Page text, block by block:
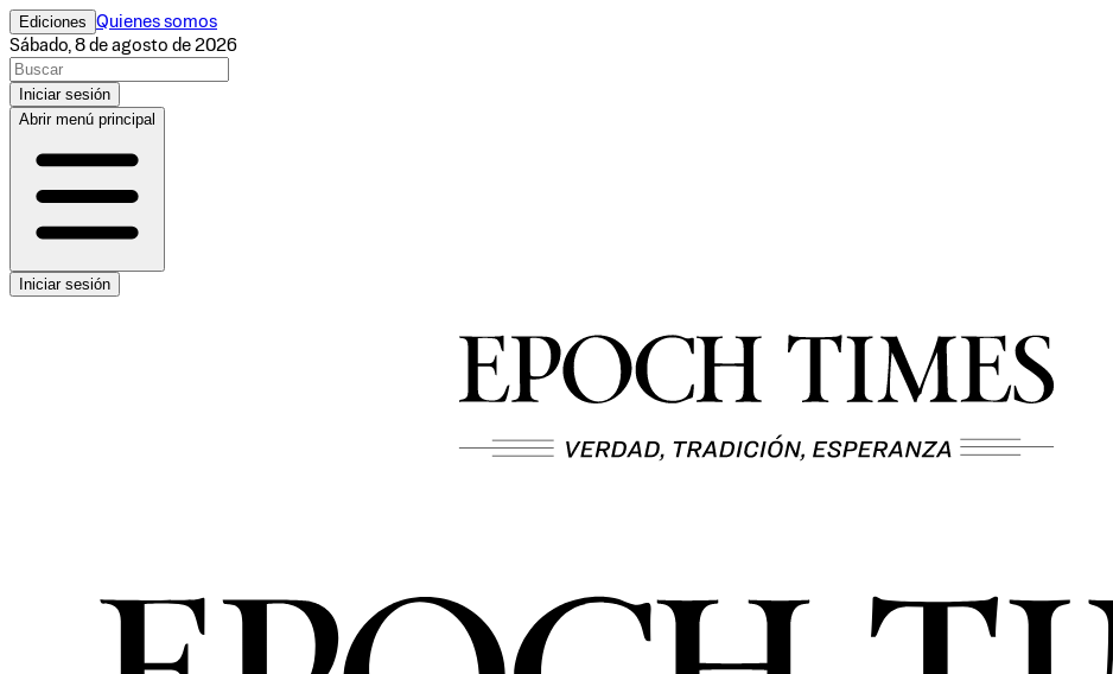
Ediciones Quienes somos
Sábado, 8 de agosto de 2026
Iniciar sesión
Abrir menú principal
Iniciar sesión